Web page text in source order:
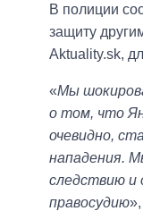
В полиции
защиту
Aktuality.sk,
«Мы
о том, что
очевидно,
нападения.
следствию и
правосудию